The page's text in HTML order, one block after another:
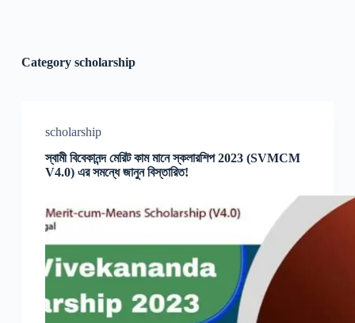
Categoryscholarship
scholarship
স্বামী বিবেকানন্দ মেরিট কাম মানে স্কলারশিপ 2023 (SVMCM
V4.0) এর সমন্ধে জানুন বিস্তারিত!